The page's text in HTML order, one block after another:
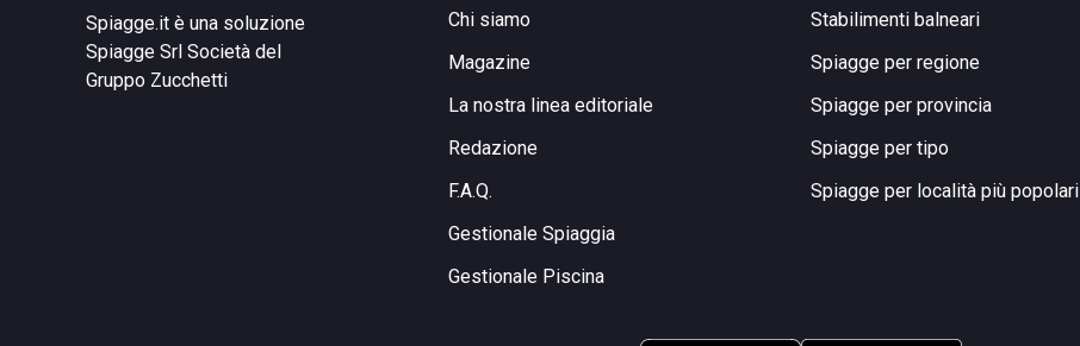
Spiagge.it è una soluzione
Spiagge Srl Società del
Gruppo Zucchetti
Chi siamo
Magazine
La nostra linea editoriale
Redazione
F.A.Q.
Gestionale Spiaggia
Gestionale Piscina
Stabilimenti balneari
Spiagge per regione
Spiagge per provincia
Spiagge per tipo
Spiagge per località più popolari